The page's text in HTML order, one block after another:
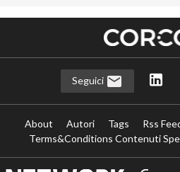
Seguici
About Autori Tags Rss
Terms&Conditions Contenuti